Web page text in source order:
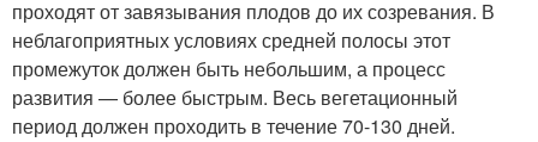
проходят от завязывания плодов до их созревания. В
неблагоприятных условиях средней полосы этот
промежуток должен быть небольшим, а процесс
развития — более быстрым. Весь вегетационный
период должен проходить в течение 70-130 дней.